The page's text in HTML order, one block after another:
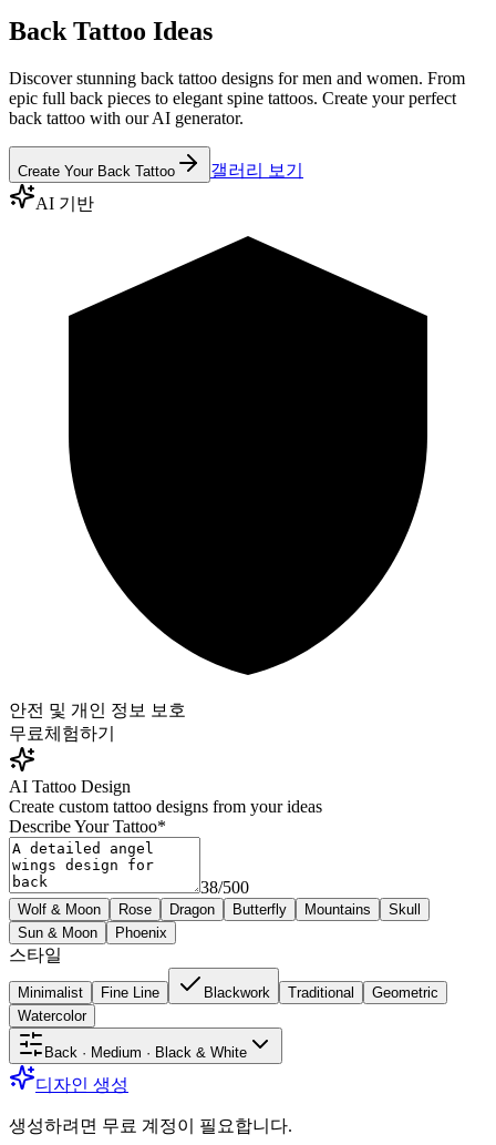
Back Tattoo Ideas
Discover stunning back tattoo designs for men and women. From
epic full back pieces to elegant spine tattoos. Create your perfect
back tattoo with our AI generator.
Create Your Back Tattoo
갤러리 보기
AI 기반
안전 및 개인 정보 보호
무료체험하기
AI Tattoo Design
Create custom tattoo designs from your ideas
Describe Your Tattoo*
38/500
Wolf & Moon Rose Dragon Butterfly Mountains
Skull
Sun & Moon
Phoenix
스타일
Minimalist Fine Line Blackwork Traditional
Geometric
Watercolor
Back · Medium · Black & White
디자인 생성
생성하려면 무료 계정이 필요합니다.